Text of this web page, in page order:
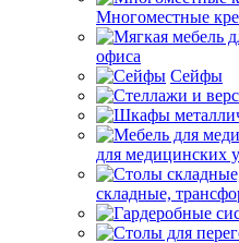
Многоместные
офиса
Сейфы
для медицинских
складные,